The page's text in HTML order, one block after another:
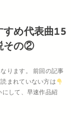
すめ代表曲15
その②
ります。 前回の記事
まれていない方は
して、早速作品紹